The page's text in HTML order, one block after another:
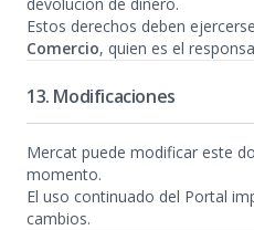
Estos derechos deben
Comercio, quien es el
13. Modificaciones
Mercat puede modificar este
momento.
El uso continuado del Portal
cambios.